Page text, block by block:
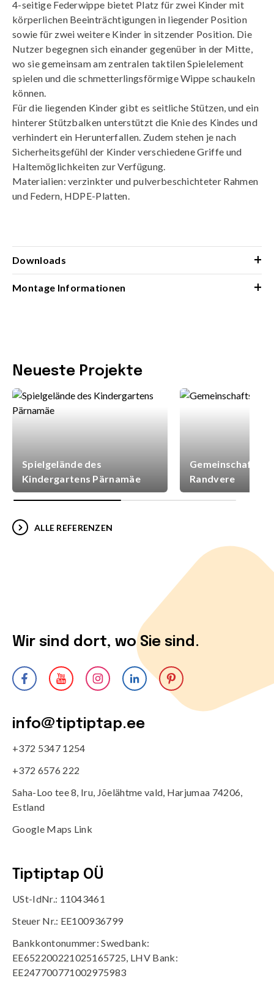
4-seitige Federwippe bietet Platz für zwei Kinder mit
körperlichen Beeinträchtigungen in liegender Position
sowie für zwei weitere Kinder in sitzender Position. Die
Nutzer begegnen sich einander gegenüber in der Mitte,
wo sie gemeinsam am zentralen taktilen Spielelement
spielen und die schmetterlingsförmige Wippe schaukeln
können.
Für die liegenden Kinder gibt es seitliche Stützen, und ein
hinterer Stützbalken unterstützt die Knie des Kindes und
verhindert ein Herunterfallen. Zudem stehen je nach
Sicherheitsgefühl der Kinder verschiedene Griffe und
Haltemöglichkeiten zur Verfügung.
Materialien: verzinkter und pulverbeschichteter Rahmen
und Federn, HDPE-Platten.
Downloads +
Montage Informationen +
Neueste Projekte
Spielgelände des
Kindergartens Pärnamäe
Randvere
ALLE REFERENZEN
Wir sind dort, wo Sie sind.
info@tiptiptap.ee
+372 5347 1254
+372 6576 222
Saha-Loo tee 8, Iru, Jõelähtme vald, Harjumaa 74206,
Estland
Google Maps Link
Tiptiptap OÜ
USt-IdNr.: 11043461
Steuer Nr.: EE100936799
Bankkontonummer: Swedbank:
EE652200221025165725, LHV Bank:
EE247700771002975983